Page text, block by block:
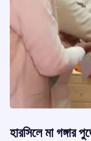
হারসিলে মা গঙ্গার